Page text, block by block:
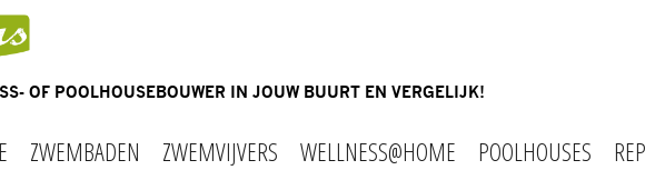
OF POOLHOUSEBOUWER IN JOUW BUURT EN VERGELIJK!
ZWEMBADEN ZWEMVIJVERS WELLNESS@HOME POOLHOUSES